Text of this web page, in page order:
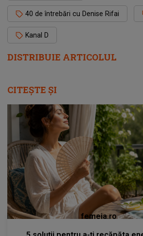
DISTRIBUIE ARTICOLUL
40 de întrebări cu Denise Rifai
Kanal D
CITEȘTE ȘI
femeia.ro